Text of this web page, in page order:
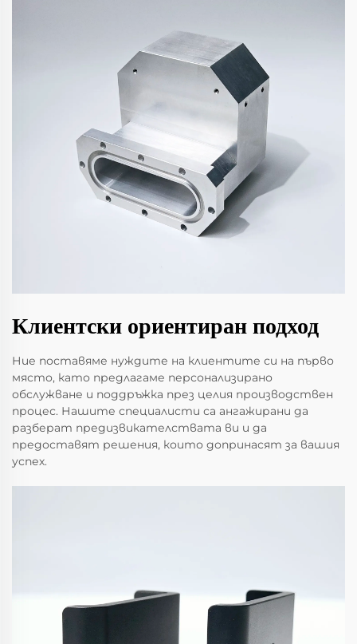
Клиентски ориентиран подход
Ние поставяме нуждите на клиентите си на първо
място, като предлагаме персонализирано
обслужване и поддръжка през целия производствен
процес. Нашите специалисти са ангажирани да
разберат предизвикателствата ви и да
предоставят решения, които допринасят за вашия
успех.